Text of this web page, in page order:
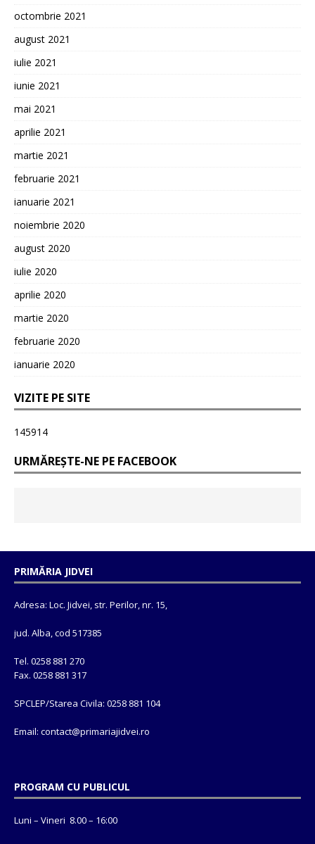
octombrie 2021
august 2021
iulie 2021
iunie 2021
mai 2021
aprilie 2021
martie 2021
februarie 2021
ianuarie 2021
noiembrie 2020
august 2020
iulie 2020
aprilie 2020
martie 2020
februarie 2020
ianuarie 2020
VIZITE PE SITE
145914
URMĂREȘTE-NE PE FACEBOOK
PRIMĂRIA JIDVEI
Adresa: Loc. Jidvei, str. Perilor, nr. 15,
jud. Alba, cod 517385
Tel. 0258 881 270
Fax. 0258 881 317
SPCLEP/Starea Civila: 0258 881 104
Email: contact@primariajidvei.ro
PROGRAM CU PUBLICUL
Luni – Vineri 8.00 – 16:00